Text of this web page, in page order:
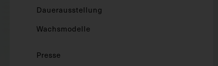
Dauerausstellung
Wachsmodelle
Presse